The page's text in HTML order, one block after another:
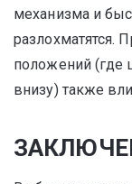
механизма и
разлохматятся.
положений (где
внизу) также